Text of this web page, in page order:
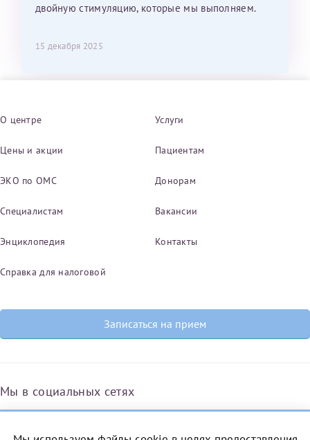
двойную стимуляцию, которые мы выполняем.
15 декабря 2025
О центре Услуги
Цены и акции Пациентам
ЭКО по ОМС Донорам
Специалистам Вакансии
Энциклопедия Контакты
Справка для налоговой
Записаться на прием
Мы в социальных сетях